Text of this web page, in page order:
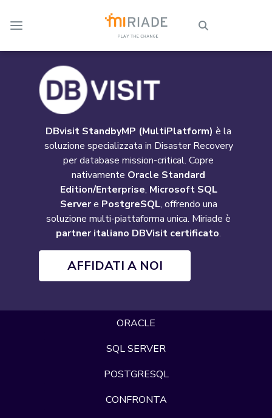
DBvisit StandbyMP (MultiPlatform) è la
soluzione specializzata in Disaster Recovery
per database mission-critical. Copre
nativamente Oracle Standard
Edition/Enterprise, Microsoft SQL
Servere PostgreSQL, offrendo una
soluzione multi-piattaforma unica. Miriade è
partner italiano DBVisit certificato.
AFFIDATI A NOI
ORACLE
SQL SERVER
POSTGRESQL
CONFRONTA